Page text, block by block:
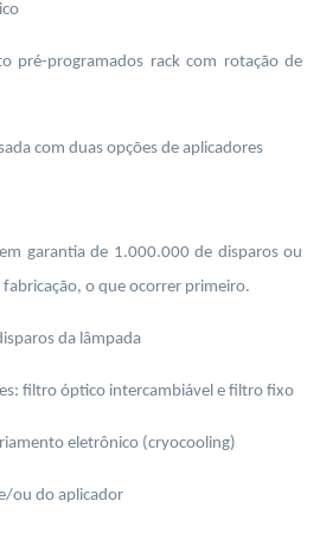
pré-programados rack com rotação de
com duas opções de aplicadores
garantia de 1.000.000 de disparos ou
o que ocorrer primeiro.
da lâmpada
filtro óptico intercambiável e filtro fixo
eletrônico (cryocooling)
ou do aplicador